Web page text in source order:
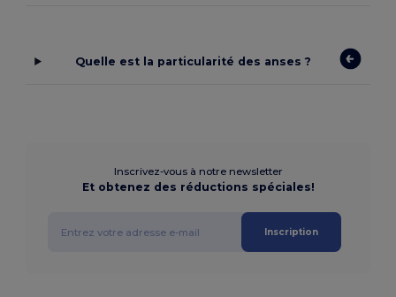
Quelle est la particularité des anses ?
Inscrivez-vous à notre newsletter
Et obtenez des réductions spéciales!
Inscription